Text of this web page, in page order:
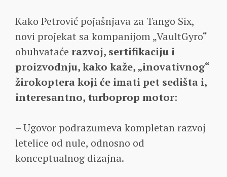
Kako Petrović pojašnjava za Tango Six,
novi projekat sa kompanijom „VaultGyro“
obuhvataće razvoj, sertifikaciju i
proizvodnju, kako kaže, „inovativnog“
žirokoptera koji će imati pet sedišta i,
interesantno, turboprop motor:
– Ugovor podrazumeva kompletan razvoj
letelice od nule, odnosno od
konceptualnog dizajna.